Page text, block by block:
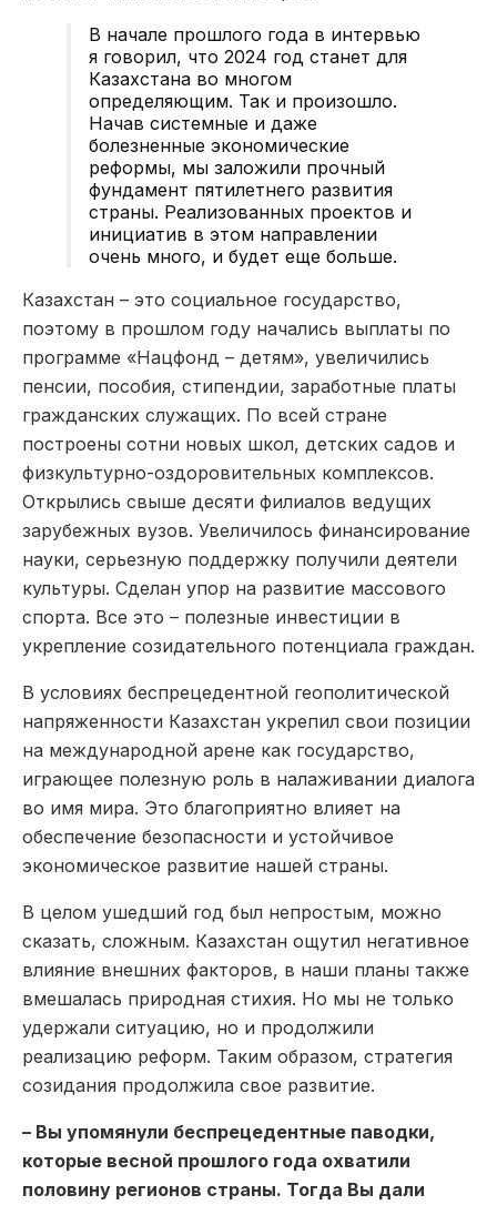
В начале прошлого года в интервью
я говорил, что 2024 год станет для
Казахстана во многом
определяющим. Так и произошло.
Начав системные и даже
болезненные экономические
реформы, мы заложили прочный
фундамент пятилетнего развития
страны. Реализованных проектов и
инициатив в этом направлении
очень много, и будет еще больше.
Казахстан – это социальное государство,
поэтому в прошлом году начались выплаты по
программе «Нацфонд – детям», увеличились
пенсии, пособия, стипендии, заработные платы
гражданских служащих. По всей стране
построены сотни новых школ, детских садов и
физкультурно-оздоровительных комплексов.
Открылись свыше десяти филиалов ведущих
зарубежных вузов. Увеличилось финансирование
науки, серьезную поддержку получили деятели
культуры. Сделан упор на развитие массового
спорта. Все это – полезные инвестиции в
укрепление созидательного потенциала граждан.
В условиях беспрецедентной геополитической
напряженности Казахстан укрепил свои позиции
на международной арене как государство,
играющее полезную роль в налаживании диалога
во имя мира. Это благоприятно влияет на
обеспечение безопасности и устойчивое
экономическое развитие нашей страны.
В целом ушедший год был непростым, можно
сказать, сложным. Казахстан ощутил негативное
влияние внешних факторов, в наши планы также
вмешалась природная стихия. Но мы не только
удержали ситуацию, но и продолжили
реализацию реформ. Таким образом, стратегия
созидания продолжила свое развитие.
– Вы упомянули беспрецедентные паводки,
которые весной прошлого года охватили
половину регионов страны. Тогда Вы дали